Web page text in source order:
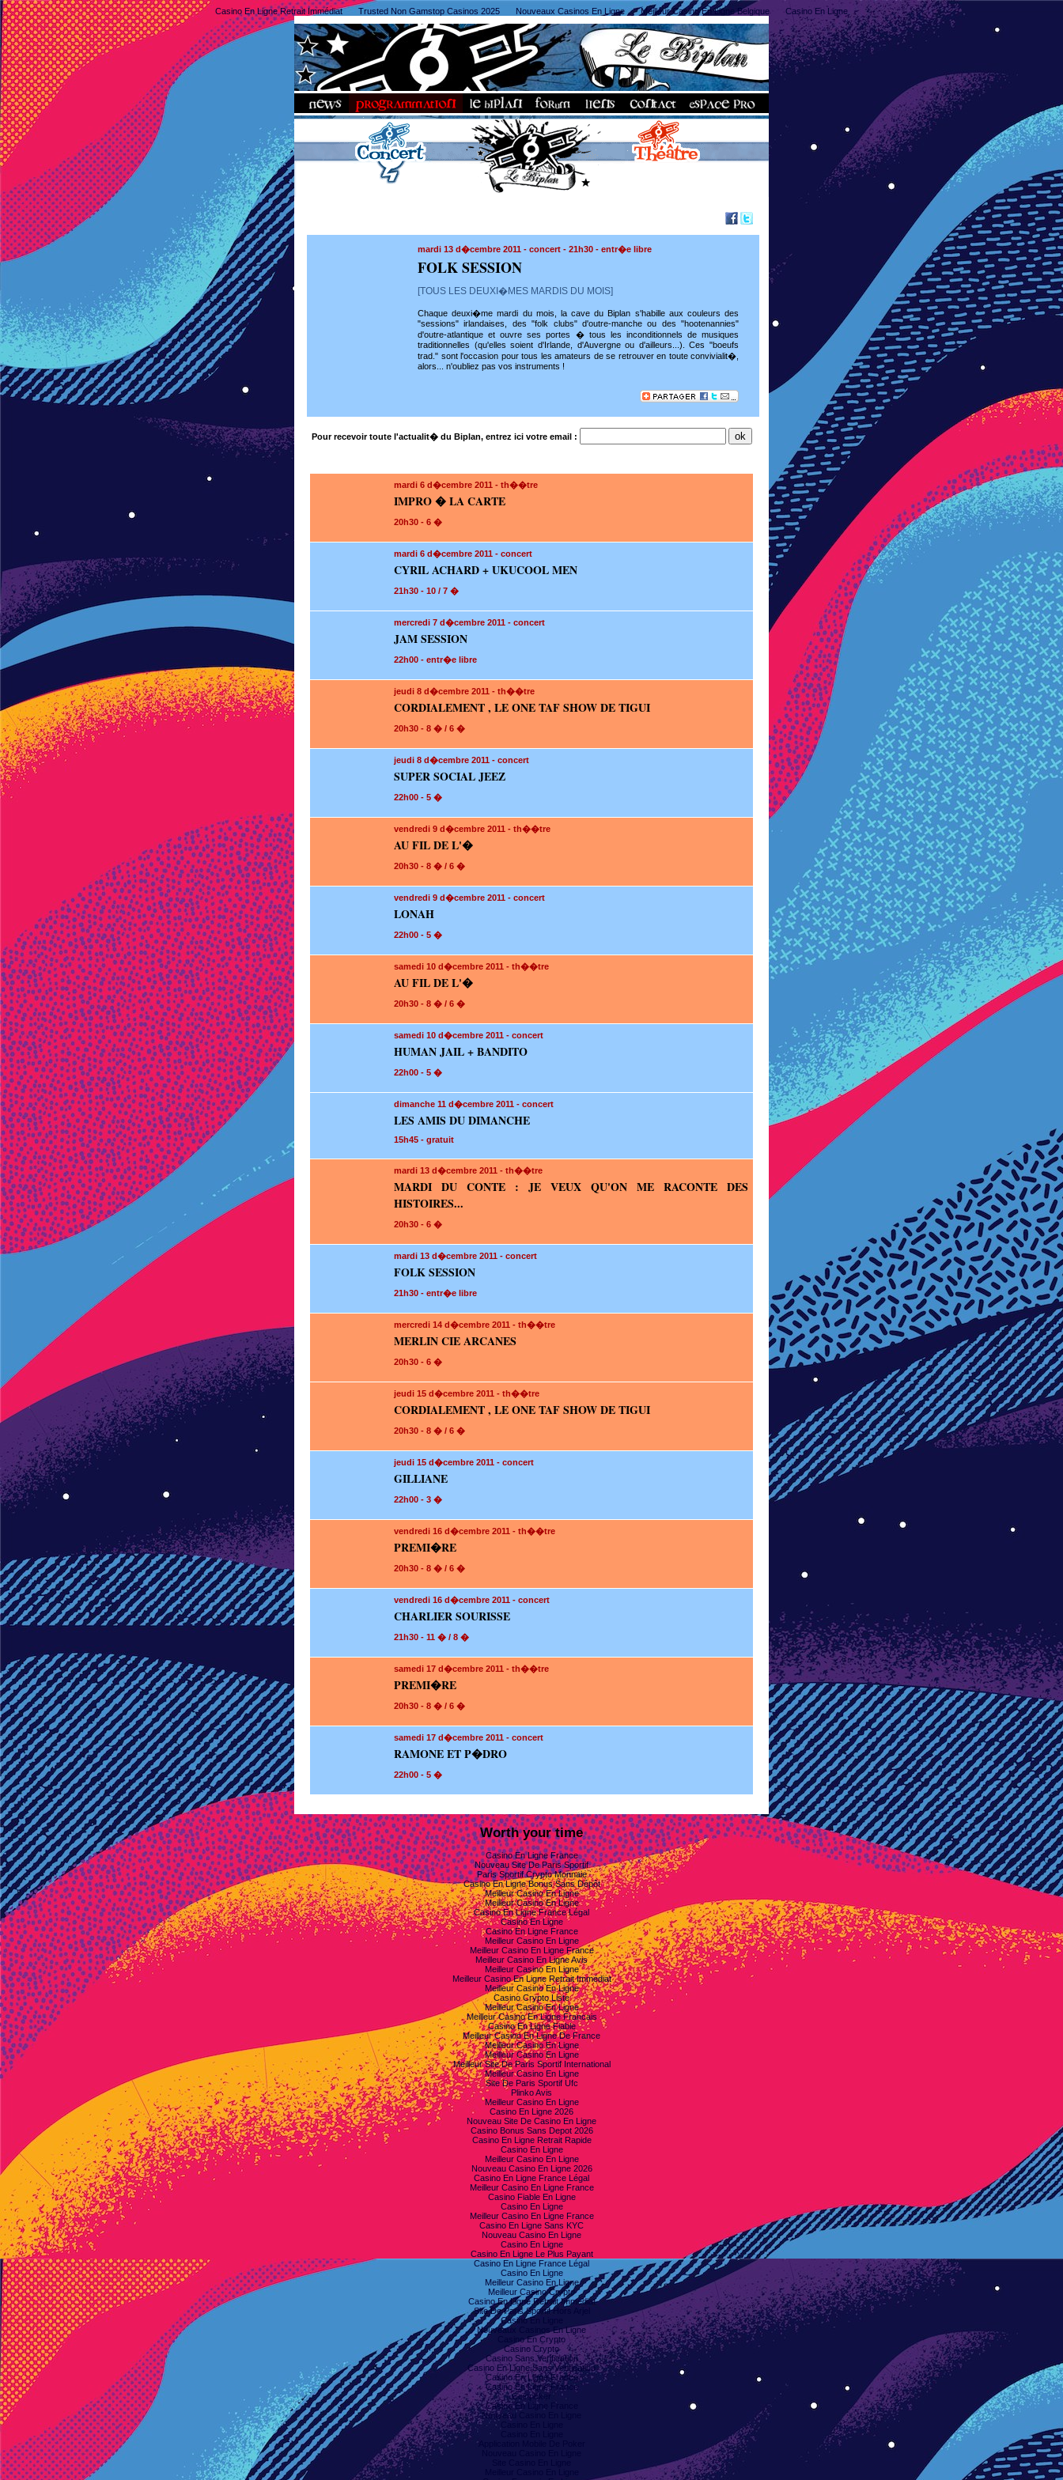
Casino En Ligne Retrait Immédiat Trusted Non Gamstop Casinos 2025 Nouveaux Casinos En Ligne Meilleur Casino En Ligne Belgique Casino En Ligne
mardi 13 d�cembre 2011 - concert - 21h30 - entr�e libre
FOLK SESSION
[TOUS LES DEUXI�MES MARDIS DU MOIS]
Chaque deuxi�me mardi du mois, la cave du Biplan s'habille aux couleurs des
"sessions" irlandaises, des "folk clubs" d'outre-manche ou des "hootenannies"
d'outre-atlantique et ouvre ses portes � tous les inconditionnels de musiques
traditionnelles (qu'elles soient d'Irlande, d'Auvergne ou d'ailleurs...). Ces "boeufs
trad." sont l'occasion pour tous les amateurs de se retrouver en toute convivialit�,
alors... n'oubliez pas vos instruments !
Pour recevoir toute l'actualit� du Biplan, entrez ici votre email :
mardi 6 d�cembre 2011 - th��tre
IMPRO � LA CARTE
20h30 - 6 �
mardi 6 d�cembre 2011 - concert
CYRIL ACHARD + UKUCOOL MEN
21h30 - 10 / 7 �
mercredi 7 d�cembre 2011 - concert
JAM SESSION
22h00 - entr�e libre
jeudi 8 d�cembre 2011 - th��tre
CORDIALEMENT , LE ONE TAF SHOW DE TIGUI
20h30 - 8 � / 6 �
jeudi 8 d�cembre 2011 - concert
SUPER SOCIAL JEEZ
22h00 - 5 �
vendredi 9 d�cembre 2011 - th��tre
AU FIL DE L'�
20h30 - 8 � / 6 �
vendredi 9 d�cembre 2011 - concert
LONAH
22h00 - 5 �
samedi 10 d�cembre 2011 - th��tre
AU FIL DE L'�
20h30 - 8 � / 6 �
samedi 10 d�cembre 2011 - concert
HUMAN JAIL + BANDITO
22h00 - 5 �
dimanche 11 d�cembre 2011 - concert
LES AMIS DU DIMANCHE
15h45 - gratuit
mardi 13 d�cembre 2011 - th��tre
MARDI DU CONTE : JE VEUX QU'ON ME RACONTE DES
HISTOIRES...
20h30 - 6 �
mardi 13 d�cembre 2011 - concert
FOLK SESSION
21h30 - entr�e libre
mercredi 14 d�cembre 2011 - th��tre
MERLIN CIE ARCANES
20h30 - 6 �
jeudi 15 d�cembre 2011 - th��tre
CORDIALEMENT , LE ONE TAF SHOW DE TIGUI
20h30 - 8 � / 6 �
jeudi 15 d�cembre 2011 - concert
GILLIANE
22h00 - 3 �
vendredi 16 d�cembre 2011 - th��tre
PREMI�RE
20h30 - 8 � / 6 �
vendredi 16 d�cembre 2011 - concert
CHARLIER SOURISSE
21h30 - 11 � / 8 �
samedi 17 d�cembre 2011 - th��tre
PREMI�RE
20h30 - 8 � / 6 �
samedi 17 d�cembre 2011 - concert
RAMONE ET P�DRO
22h00 - 5 �
Worth your time
Casino En Ligne France
Nouveau Site De Paris Sportif
Paris Sportif Crypto Monnaie
Casino En Ligne Bonus Sans Dépôt
Meilleur Casino En Ligne
Meilleur Casino En Ligne
Casino En Ligne France Légal
Casino En Ligne
Casino En Ligne France
Meilleur Casino En Ligne
Meilleur Casino En Ligne France
Meilleur Casino En Ligne Avis
Meilleur Casino En Ligne
Meilleur Casino En Ligne Retrait Immédiat
Meilleur Casino En Ligne
Casino Crypto Liste
Meilleur Casino En Ligne
Meilleur Casino En Ligne Francais
Casino En Ligne Fiable
Meilleur Casino En Ligne De France
Meilleur Casino En Ligne
Meilleur Casino En Ligne
Meilleur Site De Paris Sportif International
Meilleur Casino En Ligne
Site De Paris Sportif Ufc
Plinko Avis
Meilleur Casino En Ligne
Casino En Ligne 2026
Nouveau Site De Casino En Ligne
Casino Bonus Sans Depot 2026
Casino En Ligne Retrait Rapide
Casino En Ligne
Meilleur Casino En Ligne
Nouveau Casino En Ligne 2026
Casino En Ligne France Légal
Meilleur Casino En Ligne France
Casino Fiable En Ligne
Casino En Ligne
Meilleur Casino En Ligne France
Casino En Ligne Sans KYC
Nouveau Casino En Ligne
Casino En Ligne
Casino En Ligne Le Plus Payant
Casino En Ligne France Légal
Casino En Ligne
Meilleur Casino En Ligne
Meilleur Casino Crypto
Casino En Ligne Retrait Immédiat
Site De Paris Sportif Hors Arjel
Casino En Ligne
Nouveaux Casinos En Ligne
Casino En Crypto
Casino Crypto
Casino Sans Verification
Casino En Ligne Sans Verification
Casino En Ligne France
Casino En Ligne France
Coinpoker
Casino En Ligne France
Nouveau Casino En Ligne
Application Mobile De Poker